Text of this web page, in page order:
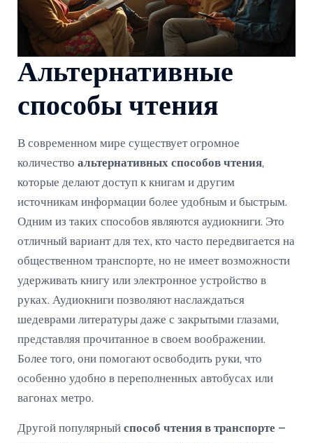
Альтернативные
способы чтения
В современном мире существует огромное
количество альтернативных способов чтения,
которые делают доступ к книгам и другим
источникам информации более удобным и быстрым.
Одним из таких способов являются аудиокниги. Это
отличный вариант для тех, кто часто передвигается на
общественном транспорте, но не имеет возможности
удерживать книгу или электронное устройство в
руках. Аудиокниги позволяют наслаждаться
шедеврами литературы даже с закрытыми глазами,
представляя прочитанное в своем воображении.
Более того, они помогают освободить руки, что
особенно удобно в переполненных автобусах или
вагонах метро.
Другой популярный способ чтения в транспорте –